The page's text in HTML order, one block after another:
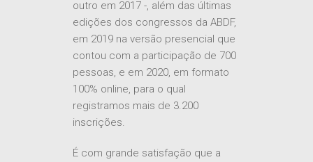
outro em 2017 -, além das últimas
edições dos congressos da ABDF,
em 2019 na versão presencial que
contou com a participação de 700
pessoas, e em 2020, em formato
100% online, para o qual
registramos mais de 3.200
inscrições.
É com grande satisfação que a